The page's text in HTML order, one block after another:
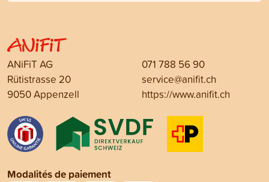
ANiFiT AG
Rütistrasse 20
9050 Appenzell
071 788 56 90
service@anifit.ch
https://www.anifit.ch
Modalités de paiement